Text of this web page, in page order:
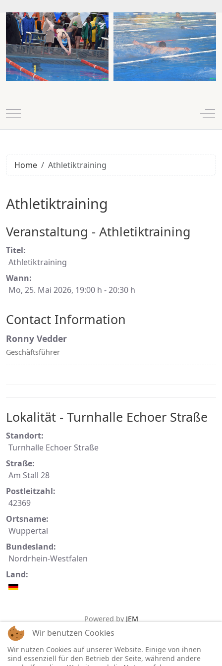
Mobile Menu Toggle
Home Athletiktraining
Athletiktraining
Veranstaltung - Athletiktraining
Titel:
Athletiktraining
Wann:
Mo, 25. Mai 2026, 19:00 h -20:30 h
Contact Information
Ronny Vedder
Geschäftsführer
Lokalität - Turnhalle Echoer Straße
Standort:
Turnhalle Echoer Straße
Straße:
Am Stall 28
Postleitzahl:
42369
Ortsname:
Wuppertal
Bundesland:
Nordrhein-Westfalen
Land:
Powered by JEM
Wir benutzen Cookies
Wir nutzen Cookies auf unserer Website. Einige von ihnen
sind essenziell für den Betrieb der Seite, während andere